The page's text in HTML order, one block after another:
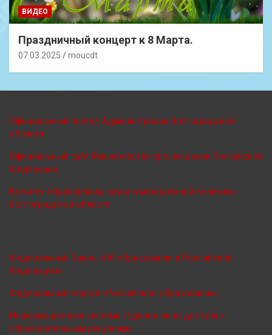
ВИДЕО
Праздничный концерт к 8 Марта.
07.03.2025 moucdt
Официальный портал Администрации Волгоградской
области
Официальный сайт Министерства просвещения Российской
Федерации
Комитет образования, науки и молодежной политики
Волгоградской области
Федеральный Закон «Об образовании в Российской
Федерации»
Федеральный портал «Российское образование»
Информационная система «Единое окно доступа к
образовательным ресурсам»